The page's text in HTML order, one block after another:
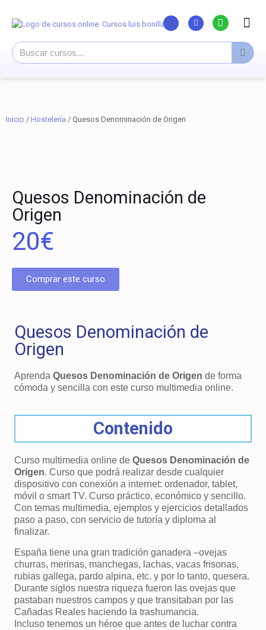
Inicio / Hostelería / Quesos Denominación de Origen
Quesos Denominación de
Origen
20€
Comprar este curso
Quesos Denominación de
Origen
AprendaQuesos Denominación de Origen de forma
cómoda y sencilla con este curso multimedia online.
Contenido
Curso multimedia online deQuesos Denominación de
Origen. Curso que podrá realizar desde cualquier
dispositivo con conexión a internet: ordenador, tablet,
móvil o smart TV. Curso práctico, económico y sencillo.
Con temas multimedia, ejemplos y ejercicios detallados
paso a paso, con servicio de tutoría y diploma al
finalizar.
España tiene una gran tradición ganadera –ovejas
churras, merinas, manchegas, lachas, vacas frisonas,
rubias gallega, pardo alpina, etc. y por lo tanto, quesera.
Durante siglos nuestra riqueza fueron las ovejas que
pastaban nuestros campos y que transitaban por las
Cañadas Reales haciendo la trashumancia.
Incluso tenemos un héroe que antes de luchar contra